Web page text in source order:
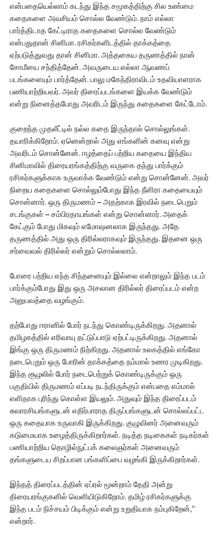
என்பதையெல்லாம் கடந்து இந்த சமூகத்திற்கு சில உண்மை
கதைகளை அவசியம் சொல்ல வேண்டும். நாம் எல்லா
பார்த்திடாத கேட்டிராத கதைகளை சொல்ல வேண்டும்
என்பதுதான் சினிமா. ரசிகர்களிடத்தில் தாக்கத்தை
ஏற்படுத்துவது தான் சினிமா. அத்தகைய தருணத்தில் நான்
சோமீயை சந்தித்தேன். அவருடைய எல்லா ஆவணப்
படங்களையும் பார்த்தேன். பாலு மகேந்திராவிடம் உதவியாளராக
பணியாற்றியவர். அவர் திரைப்படங்களை இயக்க வேண்டும்
என்று நினைத்தபோது அவரிடம் இருந்து கதைகளை கேட்டோம்.
குறைந்த முதலீட்டில் நல்ல கதை இருந்தால் சொல்லுங்கள்.
தயாரிக்கிறோம். ஏனென்றால் அது எங்களின் கனவு என்று
அவரிடம் சொன்னேன். ஈழத்தைப் பற்றிய கதையை இந்திய
சினிமாவில் திரையரங்கத்திற்கு வருகை தந்து பார்க்கும்
ரசிகர்களுக்காக உருவாக்க வேண்டும் என்று சொன்னேன். அவர்
நிறைய கதைகளை சொல்லும்போது இந்த நீளிரா கதையையும்
சொன்னார். ஒரு திருமணம் – அதற்காக இரவில் நடைபெறும்
சடங்குகள் – சம்பிரதாயங்கள் என்று சொன்னார். அதைக்
கேட்கும் போது மிகவும் எமோஷனலாக இருந்தது. அதே
தருணத்தில் அது ஒரு திரில்லராகவும் இருந்தது. இதனை ஒரு
சர்வைவல் திரில்லர் என்றும் சொல்லலாம்.
போரை பற்றிய எந்த சிந்தனையும் இல்லை என்றாலும் இந்த படம்
பார்க்கும்போது இது ஒரு அசலான திரில்லர் திரைப்படம் என்ற
அனுபவத்தை வழங்கும்.
தற்போது ஈரானில் போர் நடந்து கொண்டிருக்கிறது. அதனால்
தமிழகத்தில் எரிவாயு தட்டுப்பாடு ஏற்பட்டிருக்கிறது. அதனால்
இங்கு ஒரு திருமணம் நிற்கிறது. அதனால் உலகத்தில் எங்கோ
நடைபெறும் ஒரு போரின் தாக்கத்தை நம்மால் உணர முடிகிறது.
இந்த சூழலில் போர் நடைபெற்றுக் கொண்டிருக்கும் ஒரு
பகுதியில் திருமணம் எப்படி நடந்திருக்கும் என்பதை எம்மால்
எளிதாக புரிந்து கொள்ள இயலும். அதுவும் இந்த திரைப்படம்
சுவாரசியங்களுடன் எதிர்பாராத திருப்பங்களுடன் சொல்லப்பட்ட
ஒரு கதையாக உருவாகி இருக்கிறது. குழுவினர் அனைவரும்
கடுமையாக உழைத்திருக்கிறார்கள். நடித்த நடிகைகள் நடிகர்கள்
பணியாற்றிய தொழில்நுட்பக் கலைஞர்கள் அனைவரும்
தங்களுடைய சிறப்பான பங்களிப்பை வழங்கி இருக்கிறார்கள்.
இந்தத் திரைப்படத்தின் ஏப்ரல் மூன்றாம் தேதி அன்று
திரையரங்குகளில் வெளியிடுகிறோம். தமிழ் ரசிகர்களுக்கு
இந்த படம் நிச்சயம் பிடிக்கும் என்று உறுதியாக நம்புகிறேன்,”
என்றார்.